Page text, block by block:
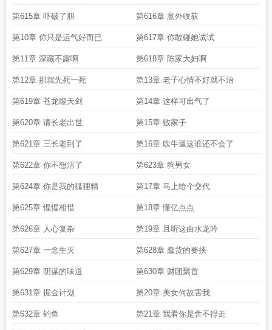
第615章 吓破了胆 第616章 意外收获
第10章 你只是运气好而已 第617章 你敢碰她试试
第11章 深藏不露啊 第618章 陈家大妇啊
第12章 那就先死一死 第13章 老子心情不好就不治
第619章 苍龙噬天剑 第14章 这样可出气了
第620章 请长老出世 第15章 败家子
第621章 三长老到了 第16章 吹牛逼这谁还不会了
第622章 你不想活了 第623章 狗男女
第624章 你是我的狐狸精 第17章 马上给个交代
第625章 惺惺相惜 第18章 懂亿点点
第626章 人心复杂 第19章 且听这曲水龙吟
第627章 一念生灭 第628章 蠢货的要挟
第629章 阴谋的味道 第630章 财团聚首
第631章 掘金计划 第20章 美女何故害我
第632章 钓鱼 第21章 我看你是舍不得走